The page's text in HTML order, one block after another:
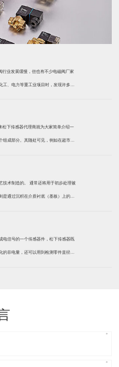
行业发展缓慢，但也有不少电磁阀厂家
工、电力等重工业项目时，发现许多项
下传感器代理商就为大家简单介绍一
成部分。其随处可见，例如在超市柜
术制造的。 通常还将用于初步处理被
通过沉积在介质衬底（基板）上的，
电信号的一个传感器件，松下传感器既
的非电量，还可以用到检测零件直径、